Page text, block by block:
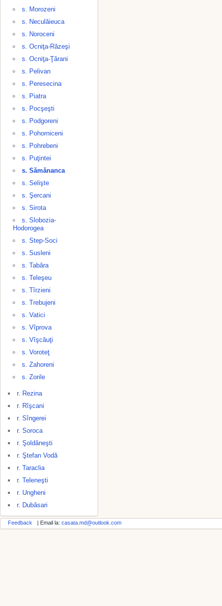
s. Morozeni
s. Neculăieuca
s. Noroceni
s. Ocniţa-Răzeşi
s. Ocniţa-Ţărani
s. Pelivan
s. Peresecina
s. Piatra
s. Pocşeşti
s. Podgoreni
s. Pohorniceni
s. Pohrebeni
s. Puţintei
s. Sămănanca
s. Selişte
s. Şercani
s. Sirota
s. Slobozia-
Hodorogea
s. Step-Soci
s. Susleni
s. Tabăra
s. Teleşeu
s. Tîrzieni
s. Trebujeni
s. Vatici
s. Vîprova
s. Vîşcăuţi
s. Voroteţ
s. Zahoreni
s. Zorile
r. Rezina
r. Rîşcani
r. Sîngerei
r. Soroca
r. Şoldăneşti
r. Ştefan Vodă
r. Taraclia
r. Teleneşti
r. Ungheni
r. Dubăsari
Feedback | Email la: casata.md@outlook.com